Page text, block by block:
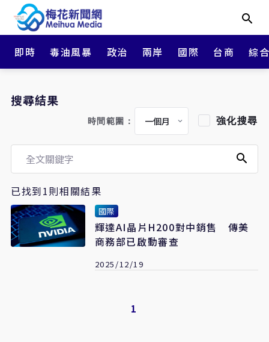
即時 毒油風暴 政治 兩岸 國際 台商 綜
搜尋結果
時間範圍： 強化搜尋
已找到1則相關結果
國際
輝達AI晶片H200對中銷售 傳美
商務部已啟動審查
2025/12/19
1